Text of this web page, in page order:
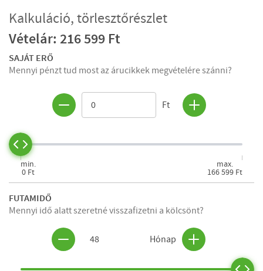
Kalkuláció, törlesztőrészlet
Vételár: 216 599 Ft
SAJÁT ERŐ
Mennyi pénzt tud most az árucikkek megvételére szánni?
Ft
min.
0 Ft
max.
166 599 Ft
FUTAMIDŐ
Mennyi idő alatt szeretné visszafizetni a kölcsönt?
48 Hónap